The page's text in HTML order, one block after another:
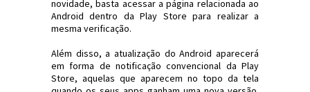
novidade, basta acessar a página relacionada ao
Android dentro da Play Store para realizar a
mesma verificação.
Além disso, a atualização do Android aparecerá
em forma de notificação convencional da Play
Store, aquelas que aparecem no topo da tela